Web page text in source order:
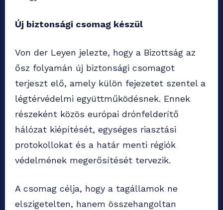
Új biztonsági csomag készül
Von der Leyen jelezte, hogy a Bizottság az
ősz folyamán új biztonsági csomagot
terjeszt elő, amely külön fejezetet szentel a
légtérvédelmi együttműködésnek. Ennek
részeként közös európai drónfelderítő
hálózat kiépítését, egységes riasztási
protokollokat és a határ menti régiók
védelmének megerősítését tervezik.
A csomag célja, hogy a tagállamok ne
elszigetelten, hanem összehangoltan